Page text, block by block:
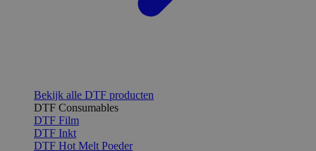
Bekijk alle DTF producten
DTF Consumables
DTF Film
DTF Inkt
DTF Hot Melt Poeder